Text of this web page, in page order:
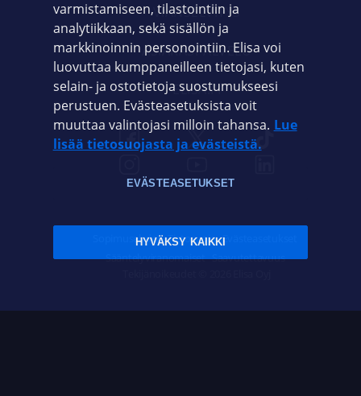
VIANSELVITYS
ASIAKASPALVELU
ELISA.FI
Sopimusehdot Tietosuoja Evästeasetukset
Sääntelyviranomaiset Saavutettavuus
varmistamiseen, tilastointiin ja
analytiikkaan, sekä sisällön ja
markkinoinnin personointiin. Elisa voi
luovuttaa kumppaneilleen tietojasi, kuten
selain- ja ostotietoja suostumukseesi
perustuen. Evästeasetuksista voit
muuttaa valintojasi milloin tahansa. Lue
lisää tietosuojasta ja evästeistä.
EVÄSTEASETUKSET
HYVÄKSY KAIKKI